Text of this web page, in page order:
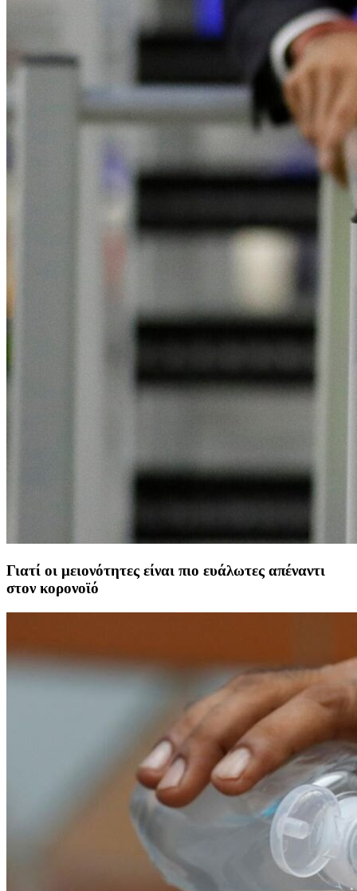
Γιατί οι μειονότητες είναι πιο ευάλωτες απέναντι
στον κορονοϊό